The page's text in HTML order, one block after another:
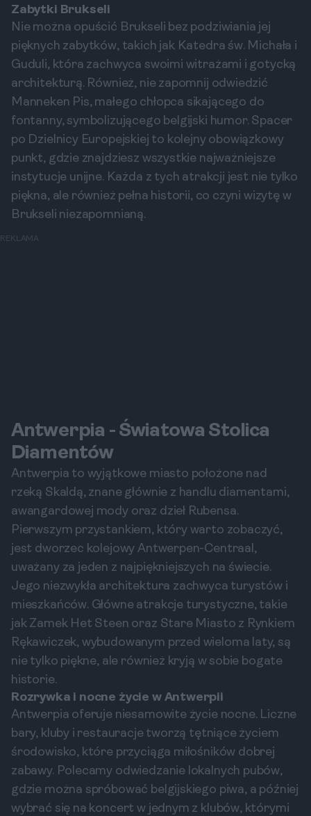
Zabytki Brukseli
Nie można opuścić Brukseli bez podziwiania jej
pięknych zabytków, takich jak Katedra św. Michała i
Guduli, która zachwyca swoimi witrażami i gotycką
architekturą. Również, nie zapomnij odwiedzić
Manneken Pis, małego chłopca sikającego do
fontanny, symbolizującego belgijski humor. Spacer
po Dzielnicy Europejskiej to kolejny obowiązkowy
punkt, gdzie znajdziesz wszystkie najważniejsze
instytucje unijne. Każda z tych atrakcji jest nie tylko
piękna, ale również pełna historii, co czyni wizytę w
Brukseli niezapomnianą.
REKLAMA
Antwerpia - Światowa Stolica
Diamentów
Antwerpia to wyjątkowe miasto położone nad
rzeką Skaldą, znane głównie z handlu diamentami,
awangardowej mody oraz dzieł Rubensa.
Pierwszym przystankiem, który warto zobaczyć,
jest dworzec kolejowy Antwerpen-Centraal,
uważany za jeden z najpiękniejszych na świecie.
Jego niezwykła architektura zachwyca turystów i
mieszkańców. Główne atrakcje turystyczne, takie
jak Zamek Het Steen oraz Stare Miasto z Rynkiem
Rękawiczek, wybudowanym przed wieloma laty, są
nie tylko piękne, ale również kryją w sobie bogate
historie.
Rozrywka i nocne życie w Antwerpii
Antwerpia oferuje niesamowite życie nocne. Liczne
bary, kluby i restauracje tworzą tętniące życiem
środowisko, które przyciąga miłośników dobrej
zabawy. Polecamy odwiedzanie lokalnych pubów,
gdzie można spróbować belgijskiego piwa, a później
wybrać się na koncert w jednym z klubów, którymi